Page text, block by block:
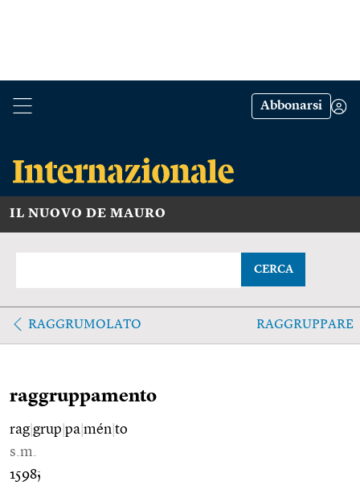
Abbonarsi
IL NUOVO DE MAURO
CERCA
RAGGRUMOLATO RAGGRUPPARE
raggruppamento
rag grup pa mén to
s.m.
1598;